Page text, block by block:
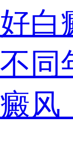
好白
不同
癜风